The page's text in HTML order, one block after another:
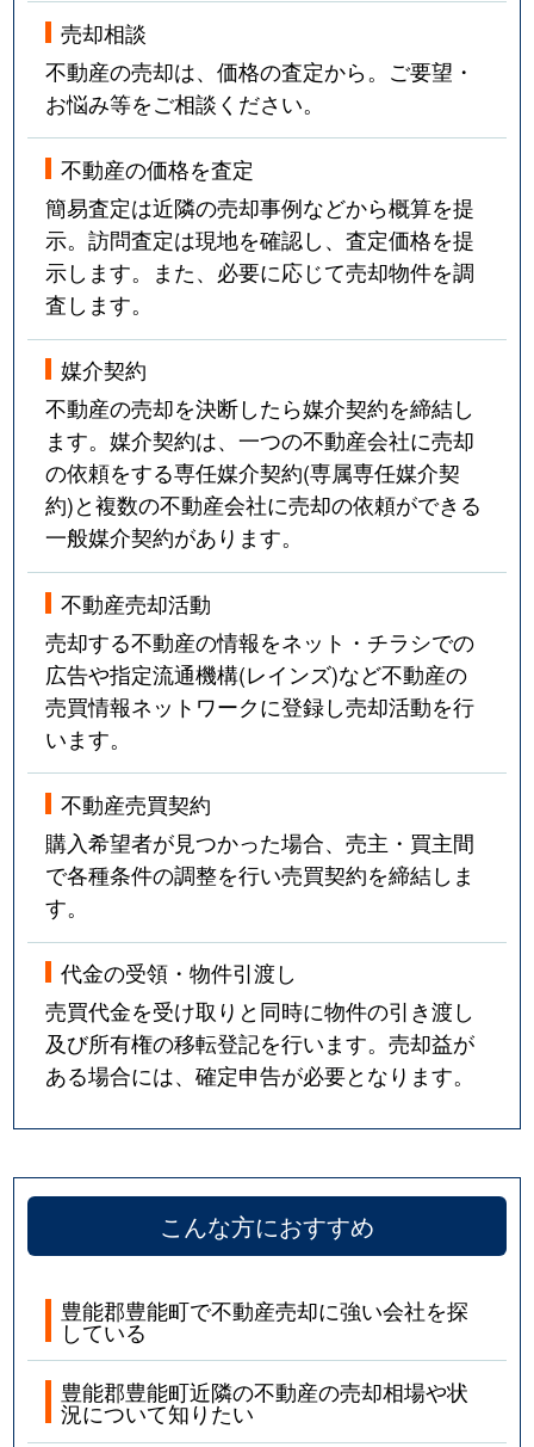
売却相談
不動産の売却は、価格の査定から。ご要望・
お悩み等をご相談ください。
不動産の価格を査定
簡易査定は近隣の売却事例などから概算を提
示。訪問査定は現地を確認し、査定価格を提
示します。また、必要に応じて売却物件を調
査します。
媒介契約
不動産の売却を決断したら媒介契約を締結し
ます。媒介契約は、一つの不動産会社に売却
の依頼をする専任媒介契約(専属専任媒介契
約)と複数の不動産会社に売却の依頼ができる
一般媒介契約があります。
不動産売却活動
売却する不動産の情報をネット・チラシでの
広告や指定流通機構(レインズ)など不動産の
売買情報ネットワークに登録し売却活動を行
います。
不動産売買契約
購入希望者が見つかった場合、売主・買主間
で各種条件の調整を行い売買契約を締結しま
す。
代金の受領・物件引渡し
売買代金を受け取りと同時に物件の引き渡し
及び所有権の移転登記を行います。売却益が
ある場合には、確定申告が必要となります。
こんな方におすすめ
豊能郡豊能町で不動産売却に強い会社を探
している
豊能郡豊能町近隣の不動産の売却相場や状
況について知りたい